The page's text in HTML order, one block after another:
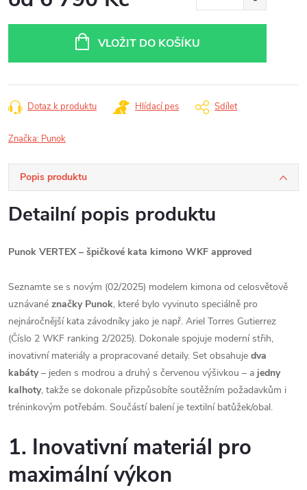
VLOŽIT DO KOŠÍKU
Dotaz k produktu Hlídací pes Sdílet
Značka: Punok
Popis produktu
Detailní popis produktu
Punok VERTEX – špičkové kata kimono WKF approved
Seznamte se s novým (02/2025) modelem kimona od celosvětově
uznávané značky Punok, které bylo vyvinuto speciálně pro
nejnáročnější kata závodníky jako je např. Ariel Torres Gutierrez
(Číslo 2 WKF ranking 2/2025). Dokonale spojuje moderní střih,
inovativní materiály a propracované detaily. Set obsahuje dva
kabáty– jeden s modrou a druhý s červenou výšivkou – a jedny
kalhoty, takže se dokonale přizpůsobíte soutěžním požadavkům i
tréninkovým potřebám. Součástí balení je textilní batůžek/obal.
1. Inovativní materiál pro
maximální výkon